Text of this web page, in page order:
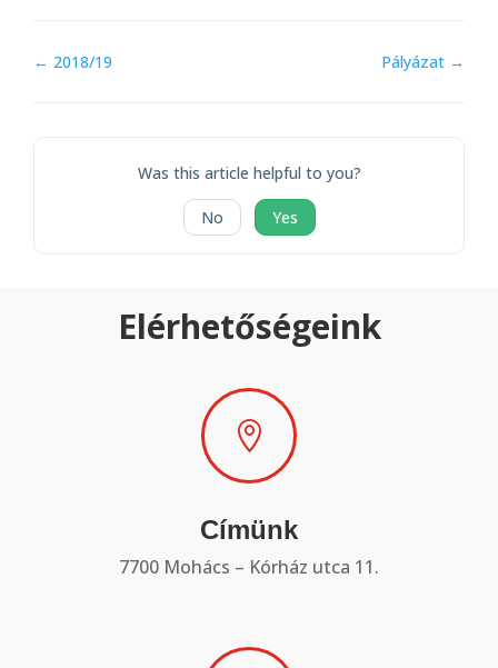
Doc
← 2018/19 Pályázat →
Was this article helpful to you?
No Yes
Elérhetőségeink

Címünk
7700 Mohács – Kórház utca 11.